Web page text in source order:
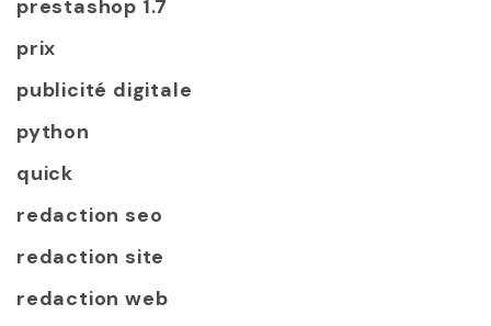
prestashop 1.7
prix
publicité digitale
python
quick
redaction seo
redaction site
redaction web